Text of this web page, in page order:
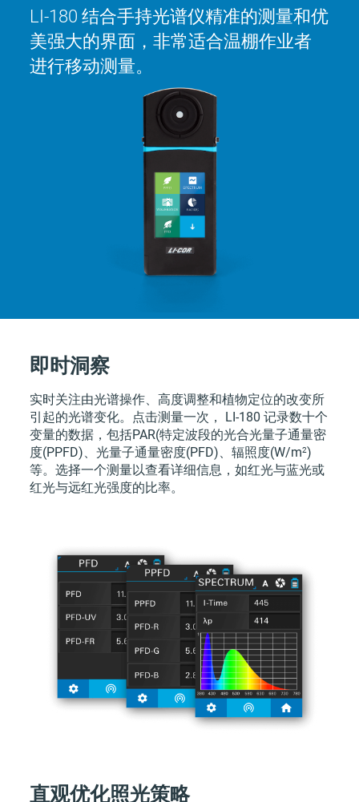
LI-180 结合手持光谱仪精准的测量和优
美强大的界面，非常适合温棚作业者
进行移动测量。
即时洞察
实时关注由光谱操作、高度调整和植物定位的改变所
引起的光谱变化。点击测量一次， LI-180 记录数十个
变量的数据，包括PAR(特定波段的光合光量子通量密
度(PPFD)、光量子通量密度(PFD)、辐照度(W/m2)
等。选择一个测量以查看详细信息，如红光与蓝光或
红光与远红光强度的比率。
直观优化照光策略